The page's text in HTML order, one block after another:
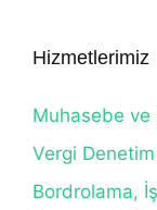
Hizmetlerimiz
Muhasebe ve
Vergi
Bordrolama,